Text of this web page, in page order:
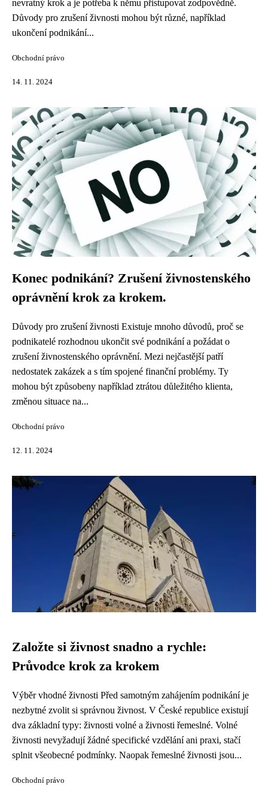
nevratný krok a je potřeba k němu přistupovat zodpovědně.
Důvody pro zrušení živnosti mohou být různé, například
ukončení podnikání...
Obchodní právo
14. 11. 2024
Konec podnikání? Zrušení živnostenského
oprávnění krok za krokem.
Důvody pro zrušení živnosti Existuje mnoho důvodů, proč se
podnikatelé rozhodnou ukončit své podnikání a požádat o
zrušení živnostenského oprávnění. Mezi nejčastější patří
nedostatek zakázek a s tím spojené finanční problémy. Ty
mohou být způsobeny například ztrátou důležitého klienta,
změnou situace na...
Obchodní právo
12. 11. 2024
Založte si živnost snadno a rychle:
Průvodce krok za krokem
Výběr vhodné živnosti Před samotným zahájením podnikání je
nezbytné zvolit si správnou živnost. V České republice existují
dva základní typy: živnosti volné a živnosti řemeslné. Volné
živnosti nevyžadují žádné specifické vzdělání ani praxi, stačí
splnit všeobecné podmínky. Naopak řemeslné živnosti jsou...
Obchodní právo